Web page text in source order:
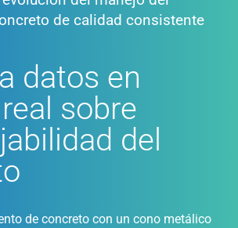
de calidad consistente
datos en
sobre
del
de concreto con un cono metálico